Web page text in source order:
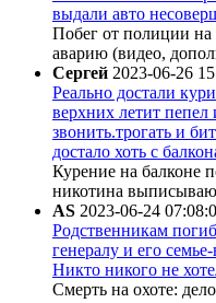
выдали авто
Побег от полиции
аварию (видео,
Сергей 2023-06-26
Реально достали
верхних летит пепел
звонить.трогать и
достало хоть с
Курение на балконе
никотина
AS 2023-06-24
Родственникам
генералу и его
Никто никого не
Смерть на охоте: